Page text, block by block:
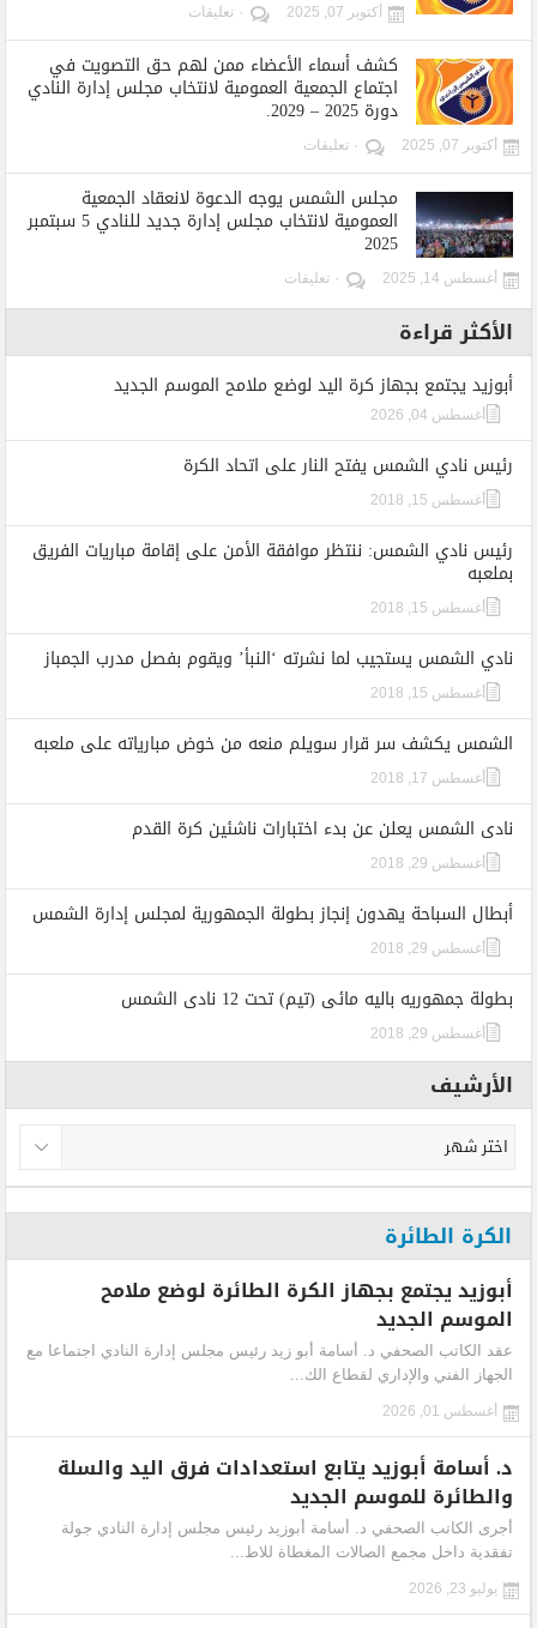
أكتوبر 07, 2025 ٠ تعليقات
كشف أسماء الأعضاء ممن لهم حق التصويت في
اجتماع الجمعية العمومية لانتخاب مجلس إدارة النادي
دورة 2025 – 2029.
أكتوبر 07, 2025 ٠ تعليقات
مجلس الشمس يوجه الدعوة لانعقاد الجمعية
العمومية لانتخاب مجلس إدارة جديد للنادي 5 سبتمبر
2025
أغسطس 14, 2025 ٠ تعليقات
الأكثر قراءة
أبوزيد يجتمع بجهاز كرة اليد لوضع ملامح الموسم الجديد
أغسطس 04, 2026
رئيس نادي الشمس يفتح النار على اتحاد الكرة
أغسطس 15, 2018
رئيس نادي الشمس: ننتظر موافقة الأمن على إقامة مباريات الفريق
بملعبه
أغسطس 15, 2018
نادي الشمس يستجيب لما نشرته ‘النبأ’ ويقوم بفصل مدرب الجمباز
أغسطس 15, 2018
الشمس يكشف سر قرار سويلم منعه من خوض مبارياته على ملعبه
أغسطس 17, 2018
نادى الشمس يعلن عن بدء اختبارات ناشئين كرة القدم
أغسطس 29, 2018
أبطال السباحة يهدون إنجاز بطولة الجمهورية لمجلس إدارة الشمس
أغسطس 29, 2018
بطولة جمهوريه باليه مائى (تيم) تحت 12 نادى الشمس
أغسطس 29, 2018
الأرشيف
الكرة الطائرة
أبوزيد يجتمع بجهاز الكرة الطائرة لوضع ملامح
الموسم الجديد
عقد الكاتب الصحفي د. أسامة أبو زيد رئيس مجلس إدارة النادي اجتماعا مع
الجهاز الفني والإداري لقطاع الك...
أغسطس 01, 2026
د. أسامة أبوزيد يتابع استعدادات فرق اليد والسلة
والطائرة للموسم الجديد
أجرى الكاتب الصحفي د. أسامة أبوزيد رئيس مجلس إدارة النادي جولة
تفقدية داخل مجمع الصالات المغطاة للاط...
يوليو 23, 2026